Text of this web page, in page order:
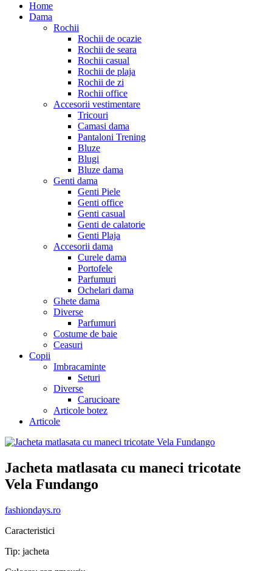
Home
Dama
Rochii
Rochii de ocazie
Rochii de seara
Rochii casual
Rochii de plaja
Rochii de zi
Rochii office
Accesorii vestimentare
Tricouri
Camasi dama
Pantaloni Trening
Bluze
Blugi
Bluze dama
Genti dama
Genti Piele
Genti office
Genti casual
Genti de calatorie
Genti Plaja
Accesorii dama
Curele dama
Portofele
Parfumuri
Ochelari dama
Ghete dama
Diverse
Parfumuri
Costume de baie
Ceasuri
Copii
Imbracaminte
Seturi
Diverse
Carucioare
Articole botez
Articole
Jacheta matlasata cu maneci tricotate
Vela Fundango
fashiondays.ro
Caracteristici
Tip: jacheta